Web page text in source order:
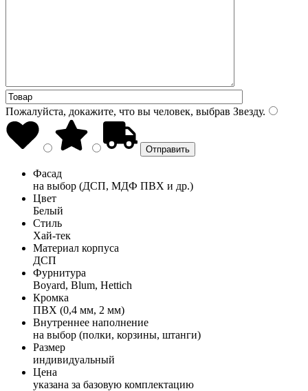
Пожалуйста, докажите, что вы человек, выбрав Звезду.
Фасад
на выбор (ДСП, МДФ ПВХ и др.)
Цвет
Белый
Стиль
Хай-тек
Материал корпуса
ДСП
Фурнитура
Boyard, Blum, Hettich
Кромка
ПВХ (0,4 мм, 2 мм)
Внутреннее наполнение
на выбор (полки, корзины, штанги)
Размер
индивидуальный
Цена
указана за базовую комплектацию